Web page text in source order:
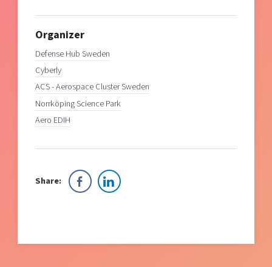
Organizer
Defense Hub Sweden
Cyberly
ACS - Aerospace Cluster Sweden
Norrköping Science Park
Aero EDIH
Share: